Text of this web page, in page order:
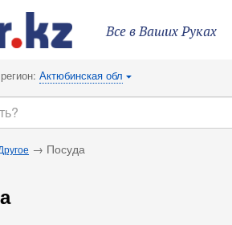
Все в Ваших Руках
Актюбинская обл {
→ Посуда